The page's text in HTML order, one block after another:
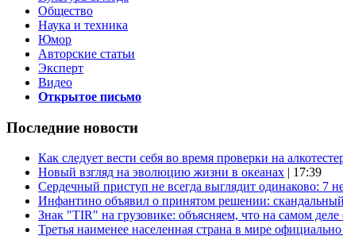
Общество
Наука и техника
Юмор
Авторские статьи
Эксперт
Видео
Открытое письмо
Последние новости
Как следует вести себя во время проверки на
Новый взгляд на эволюцию жизни в океанах | 17:39
Сердечный приступ не всегда выглядит одинаково: 7
Инфантино объявил о принятом решении:
Знак "TIR" на грузовике: объясняем, что на самом деле
Третья наименее населенная страна в мире